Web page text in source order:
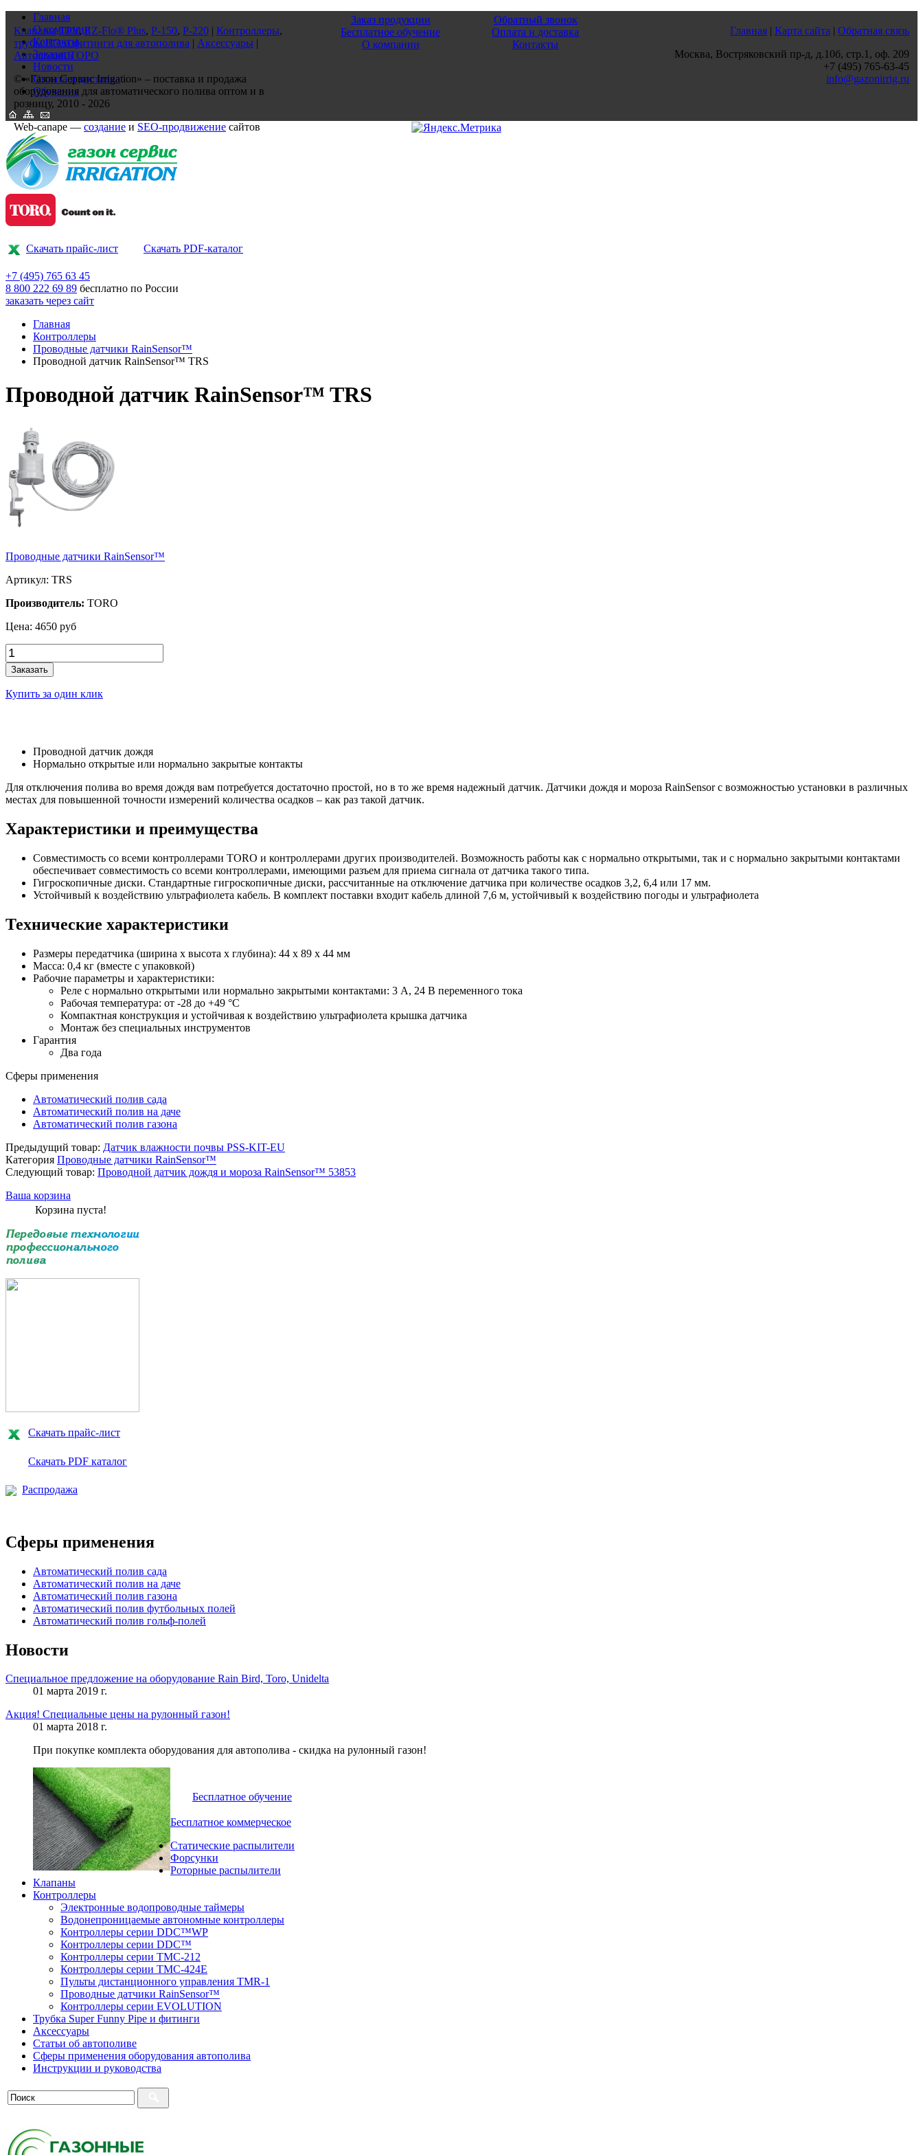
Главная
О компании
Контакты
Заказать
Новости
Оплата и доставка
Обучение
Скачать прайс-лист Скачать PDF-каталог
+7 (495) 765 63 45
8 800 222 69 89 бесплатно по России
заказать через сайт
Главная
Контроллеры
Проводные датчики RainSensor™
Проводной датчик RainSensor™ TRS
Проводной датчик RainSensor™ TRS
Проводные датчики RainSensor™
Артикул: TRS
Производитель: TORO
Цена: 4650 руб
Заказать
Купить за один клик
Проводной датчик дождя
Нормально открытые или нормально закрытые контакты
Для отключения полива во время дождя вам потребуется достаточно простой, но в то же время надежный датчик. Датчики дождя и мороза RainSensor с возможностью установки в различных
местах для повышенной точности измерений количества осадков – как раз такой датчик.
Характеристики и преимущества
Совместимость со всеми контроллерами TORO и контроллерами других производителей. Возможность работы как с нормально открытыми, так и с нормально закрытыми контактами
обеспечивает совместимость со всеми контроллерами, имеющими разъем для приема сигнала от датчика такого типа.
Гигроскопичные диски. Стандартные гигроскопичные диски, рассчитанные на отключение датчика при количестве осадков 3,2, 6,4 или 17 мм.
Устойчивый к воздействию ультрафиолета кабель. В комплект поставки входит кабель длиной 7,6 м, устойчивый к воздействию погоды и ультрафиолета
Технические характеристики
Размеры передатчика (ширина х высота х глубина): 44 х 89 х 44 мм
Масса: 0,4 кг (вместе с упаковкой)
Рабочие параметры и характеристики:
Реле с нормально открытыми или нормально закрытыми контактами: 3 А, 24 В переменного тока
Рабочая температура: от -28 до +49 °C
Компактная конструкция и устойчивая к воздействию ультрафиолета крышка датчика
Монтаж без специальных инструментов
Гарантия
Два года
Сферы применения
Автоматический полив сада
Автоматический полив на даче
Автоматический полив газона
Предыдущий товар: Датчик влажности почвы PSS-KIT-EU
Категория Проводные датчики RainSensor™
Следующий товар: Проводной датчик дождя и мороза RainSensor™ 53853
Ваша корзина
Корзина пуста!
Скачать прайс-лист
Скачать PDF каталог
Распродажа
Сферы применения
Автоматический полив сада
Автоматический полив на даче
Автоматический полив газона
Автоматический полив футбольных полей
Автоматический полив гольф-полей
Новости
Специальное предложение на оборудование Rain Bird, Toro, Unidelta
01 марта 2019 г.
Акция! Специальные цены на рулонный газон!
01 марта 2018 г.
При покупке комплекта оборудования для автополива - скидка на рулонный газон!
Бесплатное обучение
Бесплатное коммерческое
Статические распылители
Форсунки
Роторные распылители
Клапаны
Контроллеры
Электронные водопроводные таймеры
Водонепроницаемые автономные контроллеры
Контроллеры серии DDC™WP
Контроллеры серии DDC™
Контроллеры серии TMC-212
Контроллеры серии TMC-424E
Пульты дистанционного управления TMR-1
Проводные датчики RainSensor™
Контроллеры серии EVOLUTION
Трубка Super Funny Pipe и фитинги
Аксессуары
Статьи об автополиве
Сферы применения оборудования автополива
Инструкции и руководства
Главная | Карта сайта | Обратная связь
Москва, Востряковский пр-д, д.10б, стр.1, оф. 209
+7 (495) 765-63-45
info@gazonirrig.ru
Клапаны TPV,EZ-Flo® Plus, P-150, P-220 | Контроллеры,
трубы ПЭ и фитинги для автополива | Аксессуары |
Автополив ТОРО
© «Газон Сервис Irrigation» – поставка и продажа
оборудования для автоматического полива оптом и в
розницу, 2010 - 2026
Web-canape — создание и SEO-продвижение сайтов
Заказ продукции
Бесплатное обучение
О компании
Обратный звонок
Оплата и доставка
Контакты